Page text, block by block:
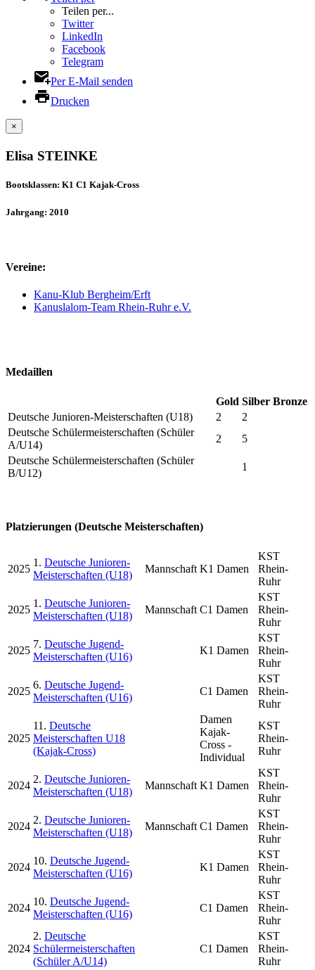
Teilen per...
Twitter
LinkedIn
Facebook
Telegram
Per E-Mail senden
Drucken
×
Elisa STEINKE
Bootsklassen: K1 C1 Kajak-Cross
Jahrgang: 2010
Vereine:
Kanu-Klub Bergheim/Erft
Kanuslalom-Team Rhein-Ruhr e.V.
Medaillen
Gold Silber Bronze
Deutsche Junioren-Meisterschaften (U18)
2
2
Deutsche Schülermeisterschaften (Schüler
A/U14)
2
5
Deutsche Schülermeisterschaften (Schüler
B/U12)
1
Platzierungen (Deutsche Meisterschaften)
2025
1. Deutsche Junioren-
Meisterschaften (U18)
Mannschaft K1 Damen
KST
Rhein-
Ruhr
2025
1. Deutsche Junioren-
Meisterschaften (U18)
Mannschaft C1 Damen
KST
Rhein-
Ruhr
2025
7. Deutsche Jugend-
Meisterschaften (U16)
K1 Damen
KST
Rhein-
Ruhr
2025
6. Deutsche Jugend-
Meisterschaften (U16)
C1 Damen
KST
Rhein-
Ruhr
2025
11. Deutsche
Meisterschaften U18
(Kajak-Cross)
Damen
Kajak-
Cross -
Individual
KST
Rhein-
Ruhr
2024
2. Deutsche Junioren-
Meisterschaften (U18)
Mannschaft K1 Damen
KST
Rhein-
Ruhr
2024
2. Deutsche Junioren-
Meisterschaften (U18)
Mannschaft C1 Damen
KST
Rhein-
Ruhr
2024
10. Deutsche Jugend-
Meisterschaften (U16)
K1 Damen
KST
Rhein-
Ruhr
2024
10. Deutsche Jugend-
Meisterschaften (U16)
C1 Damen
KST
Rhein-
Ruhr
2024
2. Deutsche
Schülermeisterschaften
(Schüler A/U14)
C1 Damen
KST
Rhein-
Ruhr